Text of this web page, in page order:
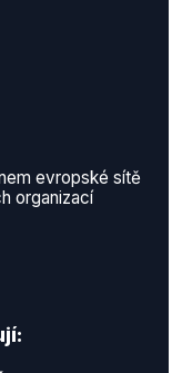
evropské sítě
organizací